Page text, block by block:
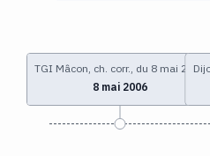
TGI Mâcon, ch. corr., du 8 mai 2006
8 mai 2006